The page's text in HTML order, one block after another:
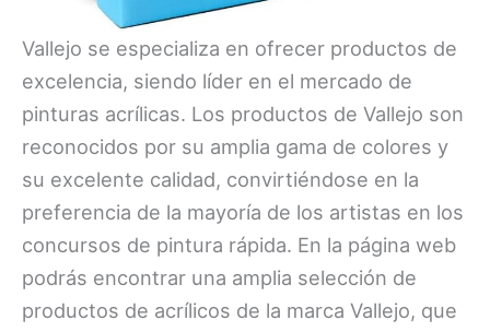
Vallejo se especializa en ofrecer productos de
excelencia, siendo líder en el mercado de
pinturas acrílicas. Los productos de Vallejo son
reconocidos por su amplia gama de colores y
su excelente calidad, convirtiéndose en la
preferencia de la mayoría de los artistas en los
concursos de pintura rápida. En la página web
podrás encontrar una amplia selección de
productos de acrílicos de la marca Vallejo, que